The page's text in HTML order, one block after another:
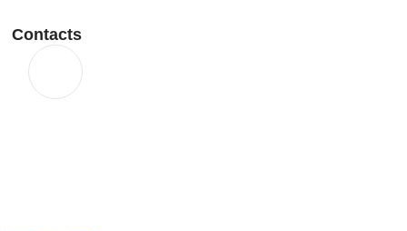
and one of our Team will be there to assist you on your next
Machine Buy.
Contacts